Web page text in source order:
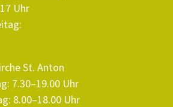
Uhr
St. Anton
7.30–19.00 Uhr
8.00–18.00 Uhr